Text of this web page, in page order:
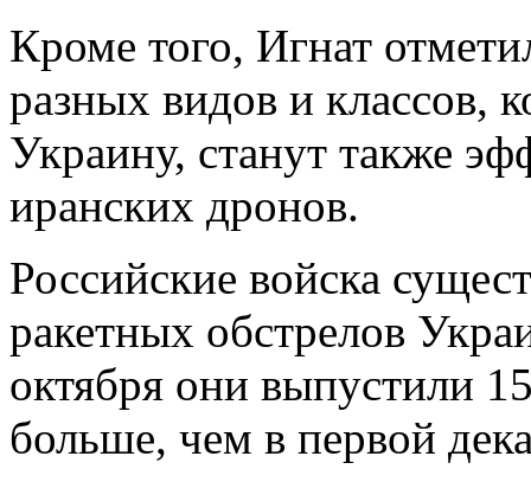
Кроме того, Игнат
разных видов и классов,
Украину, станут также
иранских дронов.
Российские войска
ракетных обстрелов
октября они выпустили
больше, чем в первой